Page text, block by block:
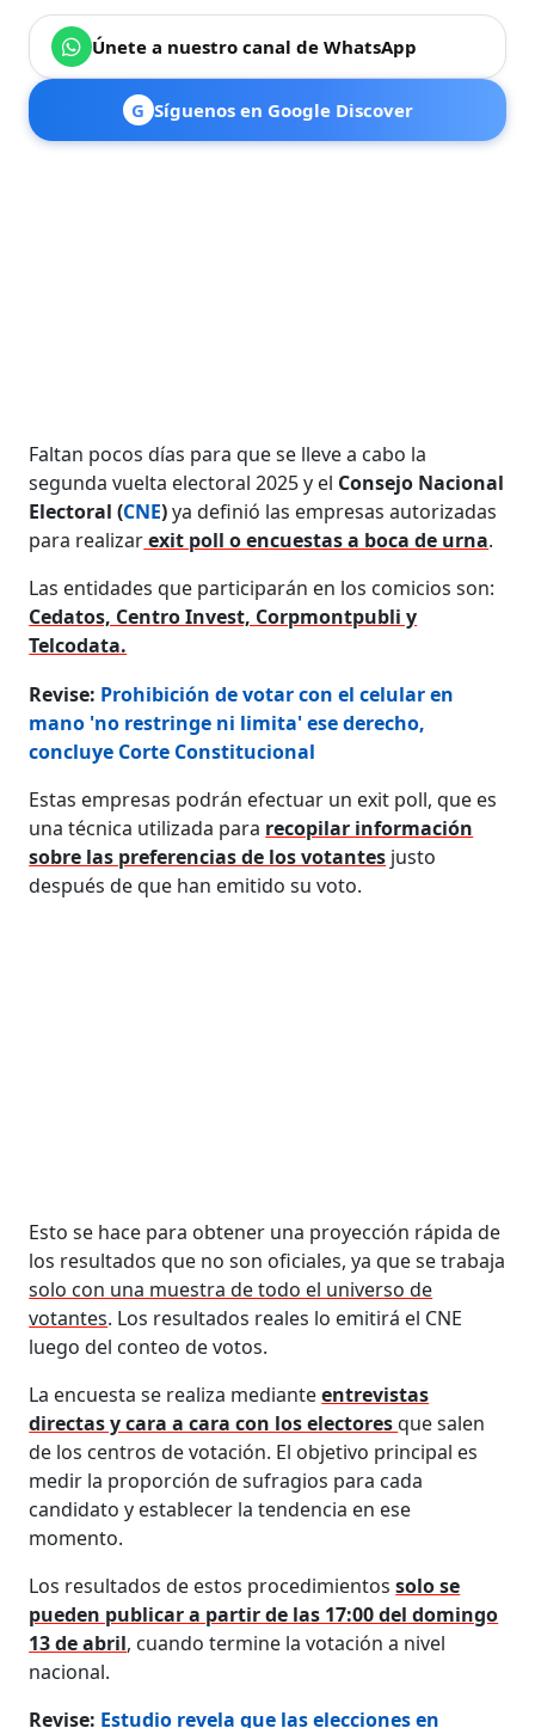
Únete a nuestro canal de WhatsApp
G Síguenos en Google Discover
Faltan pocos días para que se lleve a cabo la
segunda vuelta electoral 2025 y el Consejo Nacional
Electoral (CNE)ya definió las empresas autorizadas
para realizarexit poll o encuestas a boca de urna.
Las entidades que participarán en los comicios son:
Cedatos, Centro Invest, Corpmontpubli y
Telcodata.
Revise: Prohibición de votar con el celular en
mano 'no restringe ni limita' ese derecho,
concluye Corte Constitucional
Estas empresas podrán efectuar un exit poll, que es
una técnica utilizada para recopilar información
sobre las preferencias de los votantes justo
después de que han emitido su voto.
Esto se hace para obtener una proyección rápida de
los resultados que no son oficiales, ya que se trabaja
solo con una muestra de todo el universo de
votantes. Los resultados reales lo emitirá el CNE
luego del conteo de votos.
La encuesta se realiza medianteentrevistas
directas y cara a cara con los electoresque salen
de los centros de votación. El objetivo principal es
medir la proporción de sufragios para cada
candidato y establecer la tendencia en ese
momento.
Los resultados de estos procedimientossolo se
pueden publicar a partir de las 17:00 del domingo
13 de abril, cuando termine la votación a nivel
nacional.
Revise: Estudio revela que las elecciones en